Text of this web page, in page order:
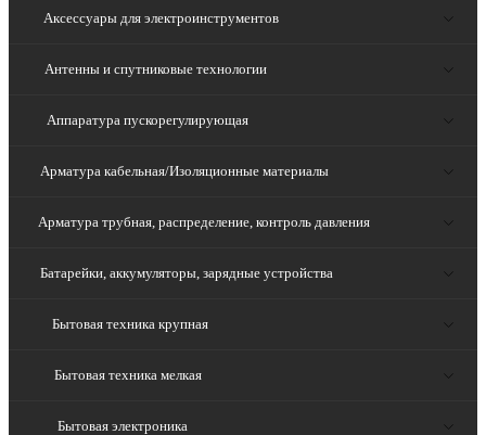
Аксессуары для электроинструментов
Антенны и спутниковые технологии
Аппаратура пускорегулирующая
Арматура кабельная/Изоляционные материалы
Арматура трубная, распределение, контроль давления
Батарейки, аккумуляторы, зарядные устройства
Бытовая техника крупная
Бытовая техника мелкая
Бытовая электроника